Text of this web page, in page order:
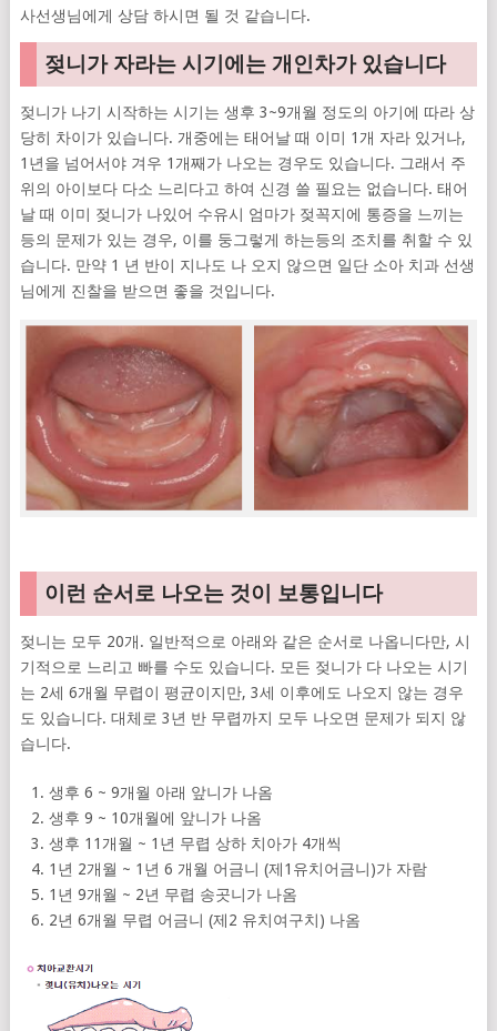
사선생님에게 상담 하시면 될 것 같습니다.
젖니가 자라는 시기에는 개인차가 있습니다
젖니가 나기 시작하는 시기는 생후 3~9개월 정도의 아기에 따라 상
당히 차이가 있습니다. 개중에는 태어날 때 이미 1개 자라 있거나,
1년을 넘어서야 겨우 1개째가 나오는 경우도 있습니다. 그래서 주
위의 아이보다 다소 느리다고 하여 신경 쓸 필요는 없습니다. 태어
날 때 이미 젖니가 나있어 수유시 엄마가 젖꼭지에 통증을 느끼는
등의 문제가 있는 경우, 이를 둥그렇게 하는등의 조치를 취할 수 있
습니다. 만약 1 년 반이 지나도 나 오지 않으면 일단 소아 치과 선생
님에게 진찰을 받으면 좋을 것입니다.
이런 순서로 나오는 것이 보통입니다
젖니는 모두 20개. 일반적으로 아래와 같은 순서로 나옵니다만, 시
기적으로 느리고 빠를 수도 있습니다. 모든 젖니가 다 나오는 시기
는 2세 6개월 무렵이 평균이지만, 3세 이후에도 나오지 않는 경우
도 있습니다. 대체로 3년 반 무렵까지 모두 나오면 문제가 되지 않
습니다.
생후 6 ~ 9개월 아래 앞니가 나옴
생후 9 ~ 10개월에 앞니가 나옴
생후 11개월 ~ 1년 무렵 상하 치아가 4개씩
1년 2개월 ~ 1년 6 개월 어금니 (제1유치어금니)가 자람
1년 9개월 ~ 2년 무렵 송곳니가 나옴
2년 6개월 무렵 어금니 (제2 유치여구치) 나옴